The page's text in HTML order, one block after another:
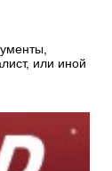
или иной